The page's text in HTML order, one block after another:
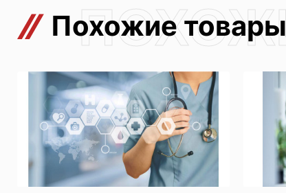
Похожие товары